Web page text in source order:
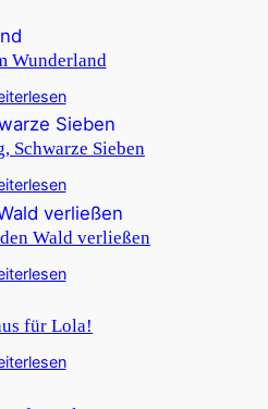
Wunderland
Schwarze Sieben
Wald verließen
für Lola!